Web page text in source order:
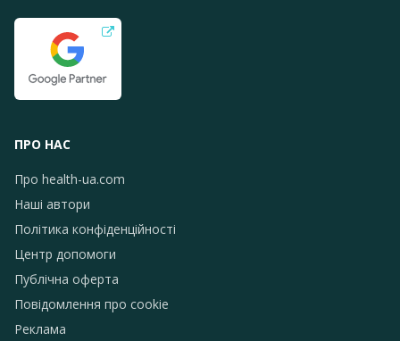
ПРО НАС
Про health-ua.com
Наші автори
Політика конфіденційності
Центр допомоги
Публічна оферта
Повідомлення про сookie
Реклама